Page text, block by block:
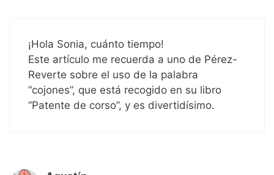
¡Hola Sonia, cuánto tiempo!
Este artículo me recuerda a uno de Pérez-
Reverte sobre el uso de la palabra
“cojones”, que está recogido en su libro
“Patente de corso”, y es divertidísimo.